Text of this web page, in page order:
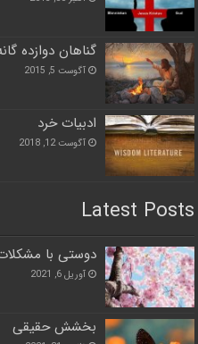
گناهان دوازده
آگوست 5, 2015
ادبیات خرد
آگوست 12, 2018
Latest Posts
دوستی با
آوریل 6, 2021
بخشش حقیقی